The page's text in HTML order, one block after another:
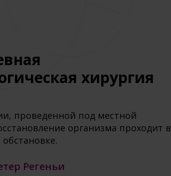
хирургия
проведенной под местной
организма проходит в
Регеньи